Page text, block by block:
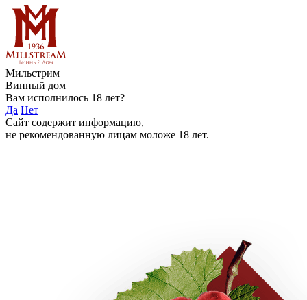
Мильстрим
Винный дом
Вам исполнилось 18 лет?
Да Нет
Сайт содержит информацию,
не рекомендованную лицам моложе 18 лет.